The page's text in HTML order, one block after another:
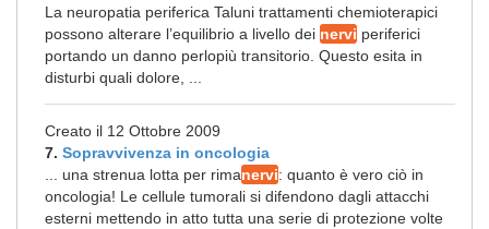
La neuropatia periferica Taluni trattamenti chemioterapici
possono alterare l’equilibrio a livello dei nervi periferici
portando un danno perlopiù transitorio. Questo esita in
disturbi quali dolore, ...
Creato il 12 Ottobre 2009
7. Sopravvivenza in oncologia
... una strenua lotta per rimanervi: quanto è vero ciò in
oncologia! Le cellule tumorali si difendono dagli attacchi
esterni mettendo in atto tutta una serie di protezione volte